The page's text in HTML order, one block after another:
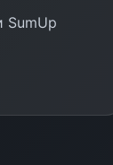
SumUp